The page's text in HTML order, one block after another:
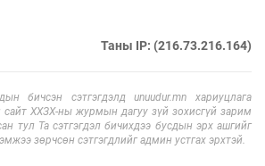
Таны IP: (216.73.216.164)
бичсэн сэтгэгдэлд unuudur.mn хариуцлага
сайт ХХЗХ-ны журмын дагуу зүй зохисгүй зарим
тул Та сэтгэгдэл бичихдээ бусдын эрх ашгийг
зөрчсөн сэтгэгдлийг админ устгах эрхтэй.